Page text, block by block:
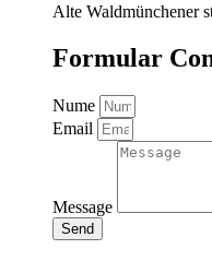
Alte Waldmünchener
Formular
Nume
Email
Message
Send